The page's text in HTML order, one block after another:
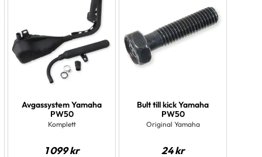
Avgassystem Yamaha
PW50
Komplett
1 099kr
Bult till kick Yamaha
PW50
Original Yamaha
24kr